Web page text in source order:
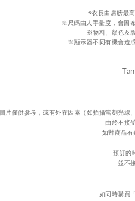
※衣長由肩 膀最
※尺碼由人手量度，會因
※物料、顏色及
※顯示器不同有機會造
圖片僅供參考，或有外在因素（如拍攝當刻光線、
由於不接受
如對商品
預訂的
並不
如同時購買